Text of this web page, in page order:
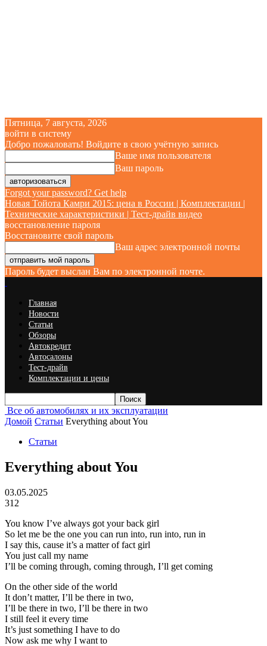
Пятница, 7 августа, 2026
войти в систему
Добро пожаловать! Войдите в свою учётную запись
Ваше имя пользователя
Ваш пароль
Forgot your password? Get help
Новая Тойота Камри 2015: цена в России | Комплектации |
Технические характеристики | Тест-драйв видео
восстановление пароля
Восстановите свой пароль
Ваш адрес электронной почты
Пароль будет выслан Вам по электронной почте.
Главная
Новости
Статьи
Обзоры
Автокредит
Автосалоны
Тест-драйв
Комплектации и цены
Все об автомобилях и их эксплуатации
Домой Статьи Everything about You
Статьи
Everything about You
03.05.2025
312
You know I’ve always got your back girl
So let me be the one you can run into, run into, run in
I say this, cause it’s a matter of fact girl
You just call my name
I’ll be coming through, coming through, I’ll get coming
On the other side of the world
It don’t matter, I’ll be there in two,
I’ll be there in two, I’ll be there in two
I still feel it every time
It’s just something I have to do
Now ask me why I want to